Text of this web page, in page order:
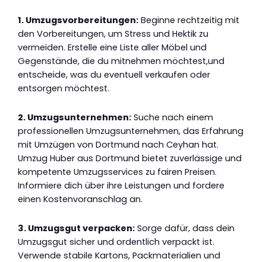
1. Umzugsvorbereitungen: Beginne rechtzeitig mit
den Vorbereitungen, um Stress und Hektik zu
vermeiden. Erstelle eine Liste aller Möbel und
Gegenstände, die du mitnehmen möchtest,und
entscheide, was du eventuell verkaufen oder
entsorgen möchtest.
2. Umzugsunternehmen: Suche nach einem
professionellen Umzugsunternehmen, das Erfahrung
mit Umzügen von Dortmund nach Ceyhan hat.
Umzug Huber aus Dortmund bietet zuverlässige und
kompetente Umzugsservices zu fairen Preisen.
Informiere dich über ihre Leistungen und fordere
einen Kostenvoranschlag an.
3. Umzugsgut verpacken: Sorge dafür, dass dein
Umzugsgut sicher und ordentlich verpackt ist.
Verwende stabile Kartons, Packmaterialien und